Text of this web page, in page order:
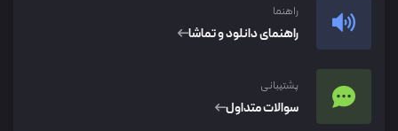
راهنما
راهنمای دانلود و تماشا
پشتیبانی
سوالات متداول